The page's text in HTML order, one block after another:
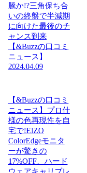
騰か!?三角保ち合
いの終盤で半減期
に向けた最後のチ
ャンス到来
【&Buzzの口コミ
ニュース】
2024.04.09
【&Buzzの口コミ
ニュース】プロ仕
様の色再現性を自
宅で!EIZO
ColorEdgeモニタ
ーが驚きの
17%OFF、ハード
ウェアキャリブレ